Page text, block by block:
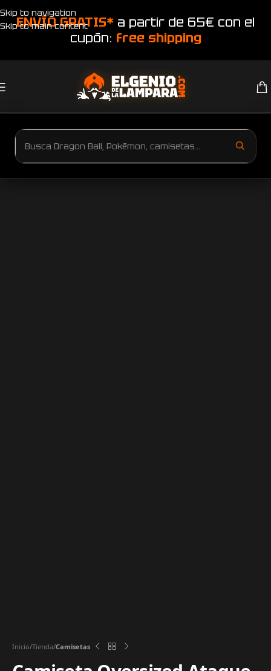
Skip to navigation
Skip to main content
ENVÍO GRATIS* a partir de 65€ con el
cupón: free shipping
Inicio Tienda Camisetas